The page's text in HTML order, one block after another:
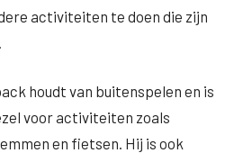
activiteiten te doen die zijn
houdt van buitenspelen en is
voor activiteiten zoals
en fietsen. Hij is ook